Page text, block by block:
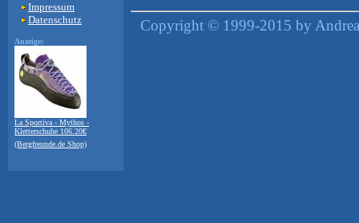
Impressum
Datenschutz
Anzeige:
La Sportiva - Mythos -
Kletterschuhe 106.20€
(Bergfreunde.de Shop)
Copyright © 1999-2015 by